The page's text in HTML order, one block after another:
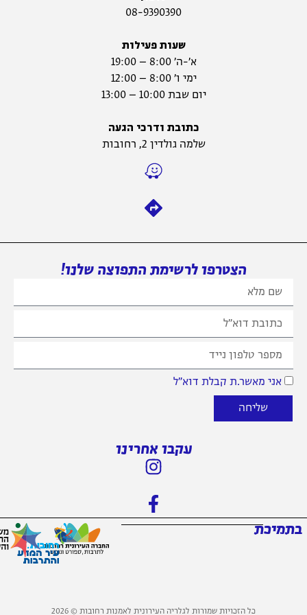
08-9390390
שעות פעילות
יום שבת 10:00 – 13:00
כתובת ודרכי הגעה
שלמה גולדין 2, רחובות
הצטרפו לרשימת התפוצה שלנו!
מאשר.ת קבלת דוא״ל
עקבו אחרינו
כל הזכויות שמורות לגלריה העירונית לאמנות רחובות © 2026